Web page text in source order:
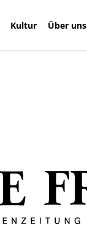
Kultur Über uns